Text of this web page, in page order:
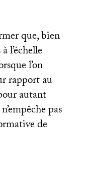
que, bien
l’échelle
l’on
rapport au
autant
pas
de